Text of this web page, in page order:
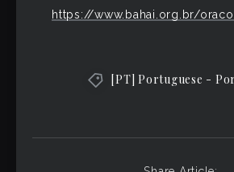
https://www.bahai.org.br/
[PT] Portuguese -